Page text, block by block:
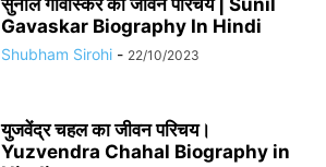
सुनील गावास्कर का जीवन परिचय | Sunil
Gavaskar Biography In Hindi
Shubham Sirohi - 22/10/2023
युजवेंद्र चहल का जीवन परिचय।
Yuzvendra Chahal Biography in